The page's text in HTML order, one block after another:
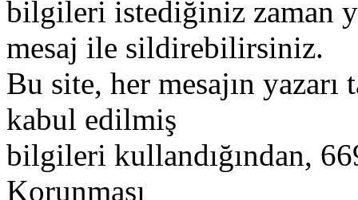
bilgileri istediğiniz zaman
mesaj ile sildirebilirsiniz.
Bu site, her mesajın
kabul edilmiş
bilgileri kullandığından,
Korunması